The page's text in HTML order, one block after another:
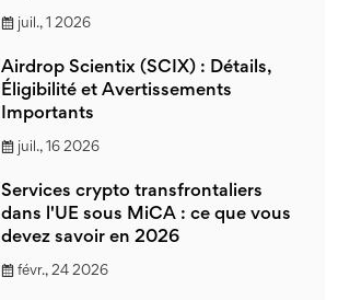
juil., 1 2026
Airdrop Scientix (SCIX) : Détails,
Éligibilité et Avertissements
Importants
juil., 16 2026
Services crypto transfrontaliers
dans l'UE sous MiCA : ce que vous
devez savoir en 2026
févr., 24 2026